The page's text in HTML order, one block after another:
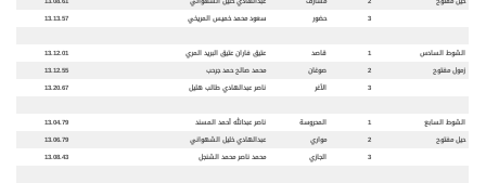
3
حضور سعود محمد خميس المريخي 13.13.57
الشوط السادس 1 قاصد عتيق فاران عتيق البريد المري
13.12.01
زمول مفتوح
2 صوغان محمد صالح حمد جرحب
13.12.55
3
الأغر ناصر عبدالهادي طالب هليل 13.20.67
الشوط السابع 1 المحروسة ناصر عبدالله أحمد المسند
13.04.79
حيل مفتوح
2 مواري عبدالهادي خليل الشهواني
13.06.79
3
الجازي محمد ناصر محمد الشنجل 13.08.43